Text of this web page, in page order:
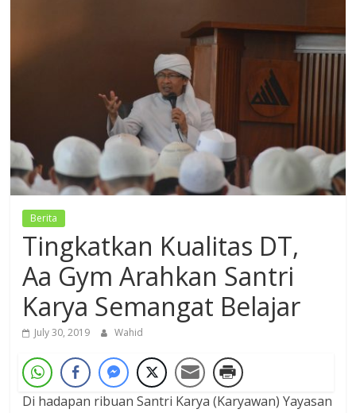
Berita
Tingkatkan Kualitas DT,
Aa Gym Arahkan Santri
Karya Semangat Belajar
July 30, 2019 Wahid
Di hadapan ribuan Santri Karya (Karyawan) Yayasan